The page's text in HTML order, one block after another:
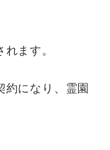
ます。
約になり、霊園